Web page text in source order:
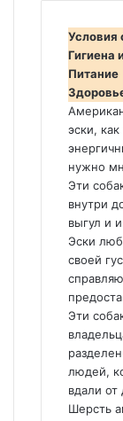
Условия
Гигиена
Питание
эски,
нужно
Эти
внутри
выгул и
Эски
своей
Эти
людей,
вдали от
Шерсть